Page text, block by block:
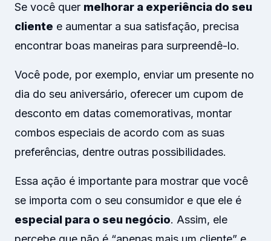
Se você quer melhorar a experiência do seu
cliente e aumentar a sua satisfação, precisa
encontrar boas maneiras para surpreendê-lo.
Você pode, por exemplo, enviar um presente no
dia do seu aniversário, oferecer um cupom de
desconto em datas comemorativas, montar
combos especiais de acordo com as suas
preferências, dentre outras possibilidades.
Essa ação é importante para mostrar que você
se importa com o seu consumidor e que ele é
especial para o seu negócio. Assim, ele